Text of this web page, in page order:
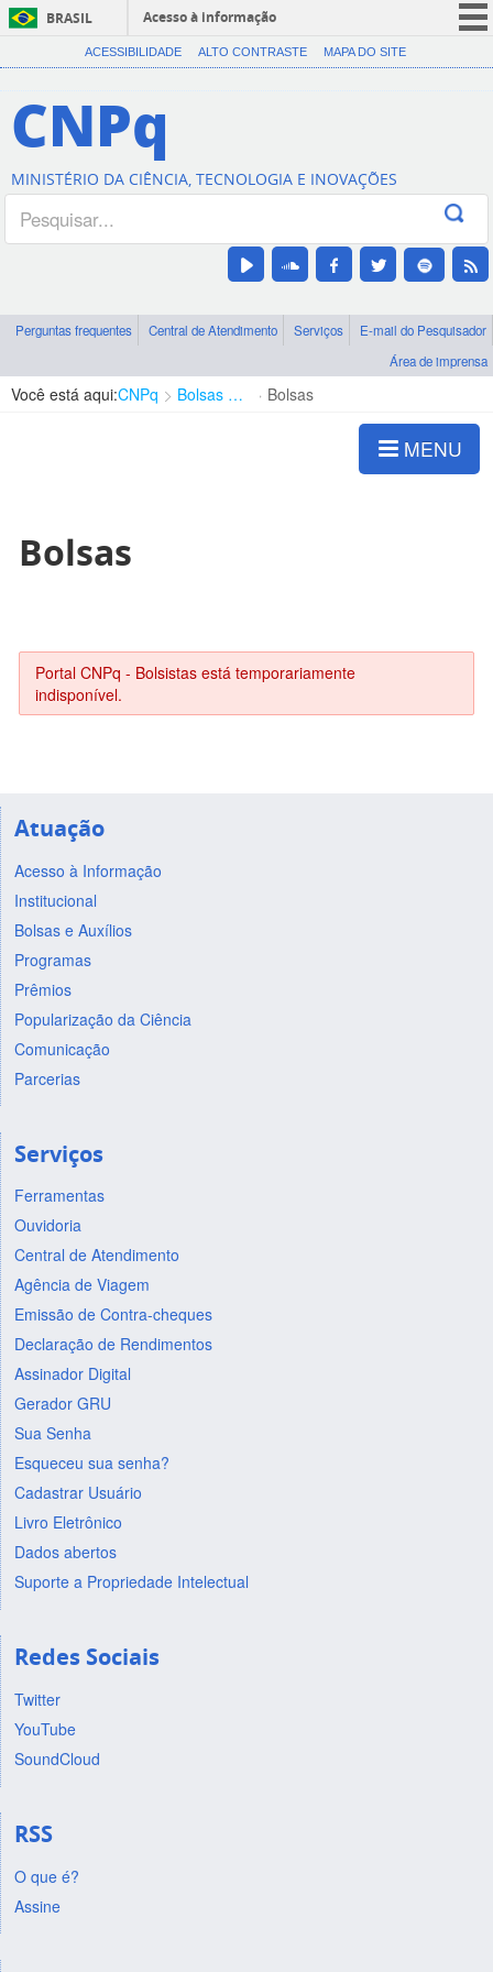
BRASIL
Acesso à informação
CORONAVÍRUS (COVID-19)
Canais
ACESSIBILIDADE ALTO CONTRASTE MAPA DO SITE
CNPq
MINISTÉRIO DA CIÊNCIA, TECNOLOGIA E INOVAÇÕES
Perguntas frequentes Central de Atendimento Serviços
E-mail do Pesquisador
Área de imprensa
Você está aqui:CNPq Bolsas e Auxílios Vigentes Bolsas
MENU
Bolsas
Portal CNPq - Bolsistas está temporariamente
indisponível.
Atuação
Acesso à Informação
Institucional
Bolsas e Auxílios
Programas
Prêmios
Popularização da Ciência
Comunicação
Parcerias
Serviços
Ferramentas
Ouvidoria
Central de Atendimento
Agência de Viagem
Emissão de Contra-cheques
Declaração de Rendimentos
Assinador Digital
Gerador GRU
Sua Senha
Esqueceu sua senha?
Cadastrar Usuário
Livro Eletrônico
Dados abertos
Suporte a Propriedade Intelectual
Redes Sociais
Twitter
YouTube
SoundCloud
RSS
O que é?
Assine